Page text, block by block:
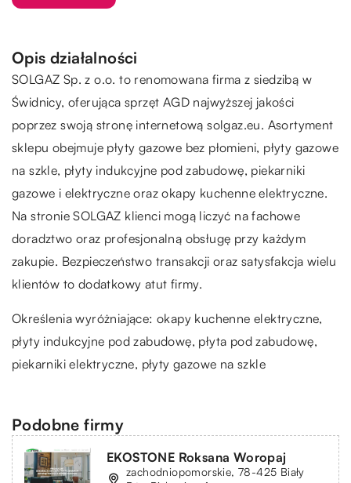
Opis działalności
SOLGAZ Sp. z o.o. to renomowana firma z siedzibą w
Świdnicy, oferująca sprzęt AGD najwyższej jakości
poprzez swoją stronę internetową solgaz.eu. Asortyment
sklepu obejmuje płyty gazowe bez płomieni, płyty gazowe
na szkle, płyty indukcyjne pod zabudowę, piekarniki
gazowe i elektryczne oraz okapy kuchenne elektryczne.
Na stronie SOLGAZ klienci mogą liczyć na fachowe
doradztwo oraz profesjonalną obsługę przy każdym
zakupie. Bezpieczeństwo transakcji oraz satysfakcja wielu
klientów to dodatkowy atut firmy.
Określenia wyróżniające: okapy kuchenne elektryczne,
płyty indukcyjne pod zabudowę, płyta pod zabudowę,
piekarniki elektryczne, płyty gazowe na szkle
Podobne firmy
EKOSTONE Roksana Woropaj
zachodniopomorskie, 78-425 Biały